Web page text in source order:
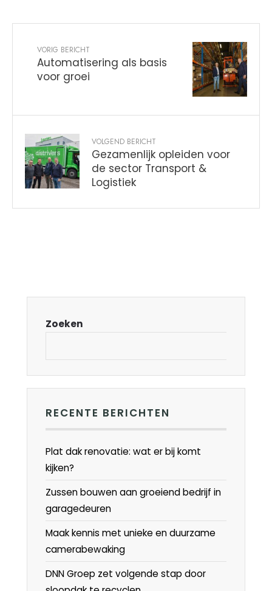
VORIG BERICHT
Automatisering als basis
voor groei
VOLGEND BERICHT
Gezamenlijk opleiden voor
de sector Transport &
Logistiek
Zoeken
RECENTE BERICHTEN
Plat dak renovatie: wat er bij komt
kijken?
Zussen bouwen aan groeiend bedrijf in
garagedeuren
Maak kennis met unieke en duurzame
camerabewaking
DNN Groep zet volgende stap door